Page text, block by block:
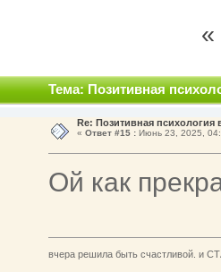
Тема: Позитивная
Re: Позитивная
« Ответ #15 :Июнь 23, 2025,
Ой как
вчера решила быть счастливой. и